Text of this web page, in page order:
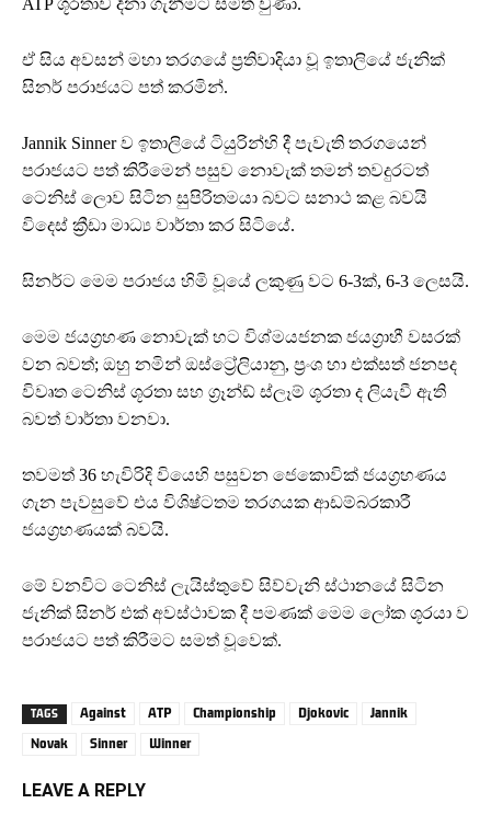
ATP ශූරතාව දිනා ගැනීමට සමත් වුණා.
ඒ සිය අවසන් මහා තරගයේ ප්‍රතිවාදියා වූ ඉතාලියේ ජැනික්
සිනර් පරාජයට පත් කරමින්.
Jannik Sinner ව ඉතාලියේ ටියුරින්හි දී පැවැති තරගයෙන්
පරාජයට පත් කිරීමෙන් පසුව නොවැක් තමන් තවදුරටත්
ටෙනිස් ලොව සිටින සුපිරිතමයා බවට සනාථ කළ බවයි
විදෙස් ක්‍රීඩා මාධ්‍ය වාර්තා කර සිටියේ.
සිනර්ට මෙම පරාජය හිමි වූයේ ලකුණු වට 6-3ක්, 6-3 ලෙසයි.
මෙම ජයග්‍රහණ නොවැක් හට විශ්මයජනක ජයග්‍රාහී වසරක්
වන බවත්; ඔහු නමින් ඔස්ට්‍රේලියානු, ප්‍රංශ හා එක්සත් ජනපද
විවෘත ටෙනිස් ශූරතා සහ ග්‍රෑන්ඩ් ස්ලෑම් ශූරතා ද ලියැවී ඇති
බවත් වාර්තා වනවා.
තවමත් 36 හැවිරිදි වියෙහි පසුවන ජෙකොවික් ජයග්‍රහණය
ගැන පැවසුවේ එය විශිෂ්ටතම තරගයක ආඩම්බරකාරී
ජයග්‍රහණයක් බවයි.
මේ වනවිට ටෙනිස් ලැයිස්තුවේ සිව්වැනි ස්ථානයේ සිටින
ජැනික් සිනර් එක් අවස්ථාවක දී පමණක් මෙම ලෝක ශූරයා ව
පරාජයට පත් කිරීමට සමත් වූවෙක්.
TAGS Against ATP Championship Djokovic
Jannik
Novak
Sinner Winner
LEAVE A REPLY